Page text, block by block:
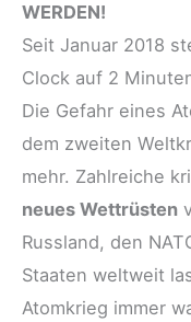
WERDEN!
Seit Januar 2018
Clock auf 2
Die Gefahr eines
dem zweiten
mehr. Zahlreiche
neues Wettrüsten
Russland, den
Staaten weltweit
Atomkrieg immer